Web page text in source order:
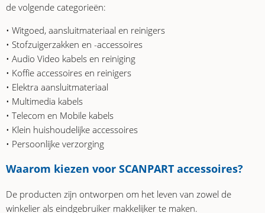
de volgende categorieën:
• Witgoed, aansluitmateriaal en reinigers
• Stofzuigerzakken en -accessoires
• Audio Video kabels en reiniging
• Koffie accessoires en reinigers
• Elektra aansluitmateriaal
• Multimedia kabels
• Telecom en Mobile kabels
• Klein huishoudelijke accessoires
• Persoonlijke verzorging
Waarom kiezen voor SCANPART accessoires?
De producten zijn ontworpen om het leven van zowel de
winkelier als eindgebruiker makkelijker te maken.